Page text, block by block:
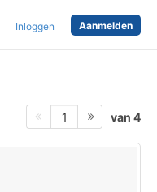
Inloggen Aanmelden
1 van 4